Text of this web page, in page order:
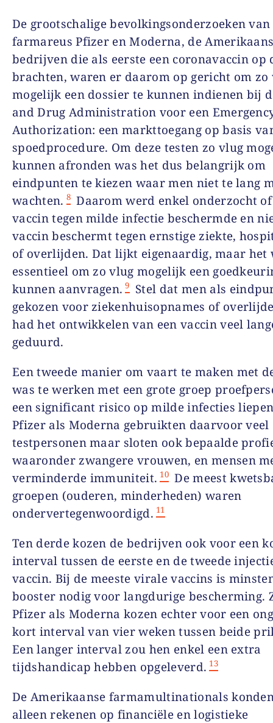
De grootschalige bevolkingsonderzoeken van
farmareus Pfizer en Moderna, de
bedrijven die als eerste een coronavaccin op
brachten, waren er daarom op gericht om zo
mogelijk een dossier te kunnen indienen bij
and Drug Administration voor een
Authorization: een markttoegang op basis
spoedprocedure. Om deze testen zo vlug
kunnen afronden was het dus belangrijk om
eindpunten te kiezen waar men niet te lang
wachten. 8 Daarom werd enkel onderzocht
vaccin tegen milde infectie beschermde en
vaccin beschermt tegen ernstige ziekte,
of overlijden. Dat lijkt eigenaardig, maar het
essentieel om zo vlug mogelijk een
kunnen aanvragen. 9
Stel dat men als
gekozen voor ziekenhuisopnames of
had het ontwikkelen van een vaccin veel
geduurd.
Een tweede manier om vaart te maken met
was te werken met een grote groep
een significant risico op milde infecties
Pfizer als Moderna gebruikten daarvoor veel
testpersonen maar sloten ook bepaalde
waaronder zwangere vrouwen, en mensen
verminderde immuniteit. 10 De meest
groepen (ouderen, minderheden) waren
ondervertegenwoordigd. 11
Ten derde kozen de bedrijven ook voor een
interval tussen de eerste en de tweede
vaccin. Bij de meeste virale vaccins is
booster nodig voor langdurige bescherming.
Pfizer als Moderna kozen echter voor een
kort interval van vier weken tussen beide
Een langer interval zou hen enkel een extra
tijdshandicap hebben opgeleverd. 13
De Amerikaanse farmamultinationals
alleen rekenen op financiële en logistieke